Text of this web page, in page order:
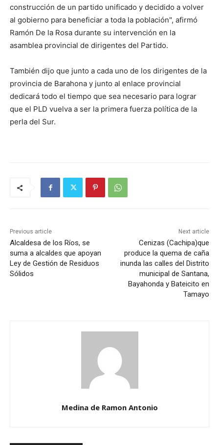
construcción de un partido unificado y decidido a volver
al gobierno para beneficiar a toda la población", afirmó
Ramón De la Rosa durante su intervención en la
asamblea provincial de dirigentes del Partido.
También dijo que junto a cada uno de los dirigentes de la
provincia de Barahona y junto al enlace provincial
dedicará todo el tiempo que sea necesario para lograr
que el PLD vuelva a ser la primera fuerza política de la
perla del Sur.
Previous article
Alcaldesa de los Ríos, se
suma a alcaldes que apoyan
Ley de Gestión de Residuos
Sólidos
Next article
Cenizas (Cachipa)que
produce la quema de caña
inunda las calles del Distrito
municipal de Santana,
Bayahonda y Bateicito en
Tamayo
Medina de Ramon Antonio